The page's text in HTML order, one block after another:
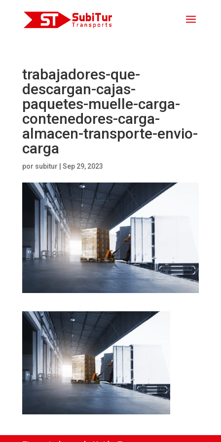
trabajadores-que-
descargan-cajas-
paquetes-muelle-carga-
contenedores-carga-
almacen-transporte-envio-
carga
por subitur Sep 29, 2023